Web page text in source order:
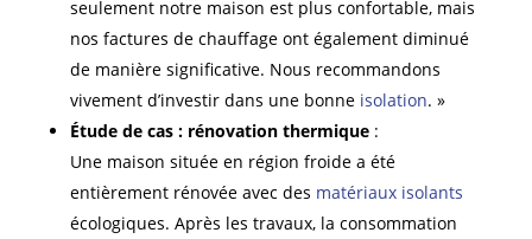
seulement notre maison est plus confortable, mais
nos factures de chauffage ont également diminué
de manière significative. Nous recommandons
vivement d’investir dans une bonne isolation. »
Étude de cas : rénovation thermique:
Une maison située en région froide a été
entièrement rénovée avec des matériaux isolants
écologiques. Après les travaux, la consommation